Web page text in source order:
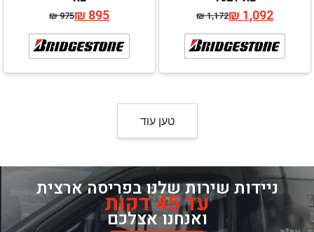
₪1,172
המחיר
המקורי
היה:
₪ 1,172.
₪1,092
המחיר
הנוכחי
הוא:
₪ 1,092.
₪975
המחיר
המקורי
היה:
₪ 975.
₪895 המחיר
הנוכחי
הוא:
₪ 895.
טען עוד
ניידות שירות שלנו בפריסה ארצית
עד 45 דקות
ואנחנו אצלכם